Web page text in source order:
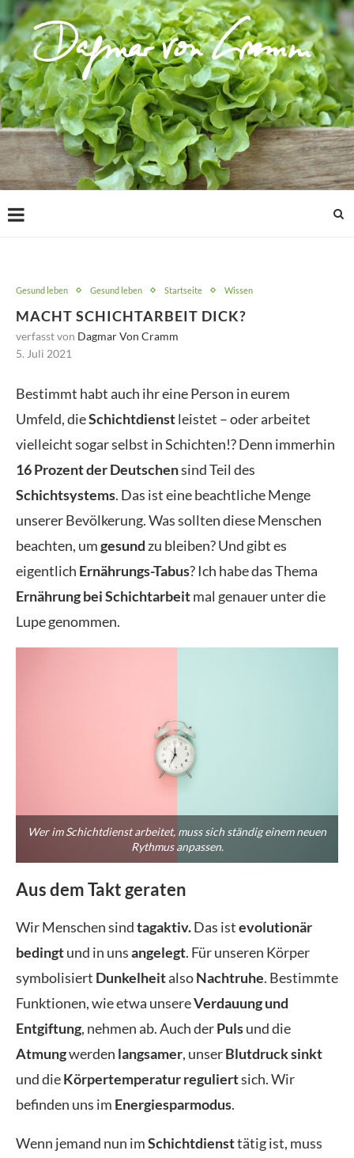
Gesund leben Gesund leben Startseite Wissen
MACHT SCHICHTARBEIT DICK?
verfasst von Dagmar Von Cramm
5. Juli 2021
Bestimmt habt auch ihr eine Person in eurem
Umfeld, dieSchichtdienstleistet – oder arbeitet
vielleicht sogar selbst in Schichten!? Denn immerhin
16 Prozent der Deutschensind Teil des
Schichtsystems. Das ist eine beachtliche Menge
unserer Bevölkerung. Was sollten diese Menschen
beachten, umgesund zu bleiben? Und gibt es
eigentlich Ernährungs-Tabus? Ich habe das Thema
Ernährung bei Schichtarbeitmal genauer unter die
Lupe genommen.
Wer im Schichtdienst arbeitet, muss sich ständig einem neuen
Rythmus anpassen.
Aus dem Takt geraten
Wir Menschen sindtagaktiv.Das istevolutionär
bedingtund in unsangelegt. Für unseren Körper
symbolisiert DunkelheitalsoNachtruhe. Bestimmte
Funktionen, wie etwa unsereVerdauung und
Entgiftung, nehmen ab. Auch derPulsund die
Atmungwerden langsamer, unserBlutdruck sinkt
und dieKörpertemperatur reguliertsich. Wir
befinden uns im Energiesparmodus.
Wenn jemand nun imSchichtdiensttätig ist, muss